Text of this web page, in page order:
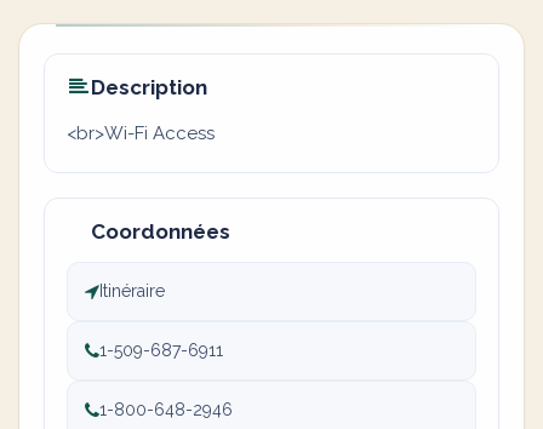
Description
<br>Wi-Fi Access
Coordonnées
Itinéraire
1-509-687-6911
1-800-648-2946